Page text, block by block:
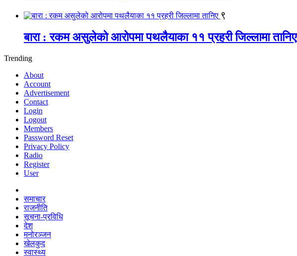
९
बारा : रकम असुलेको आरोपमा पथलैयाका ११ प्रहरी जिल्लामा तानिए
Trending
About
Account
Advertisement
Contact
Login
Logout
Members
Password Reset
Privacy Policy
Radio
Register
User
समाचार
राजनीति
सूचना-प्रविधि
देश
मनोरञ्जन
खेलकुद
स्वास्थ्य